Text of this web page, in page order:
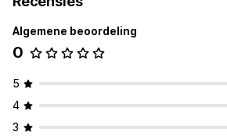
Algemene beoordeling
0
5
4
3